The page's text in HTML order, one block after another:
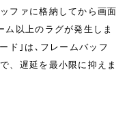
ファに格納してから画面
以上のラグが発生しま
ド｣は､フレームバッフ
、遅延を最小限に抑えま